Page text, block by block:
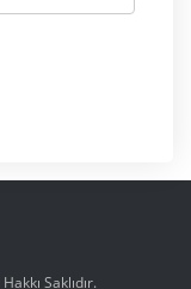
Saklıdır.